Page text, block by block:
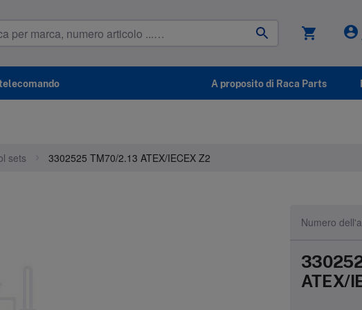
shopping_cart account_circle
A proposito di Raca Parts
sets 3302525 TM70/2.13 ATEX/IECEX Z2
Numero
ATEX/